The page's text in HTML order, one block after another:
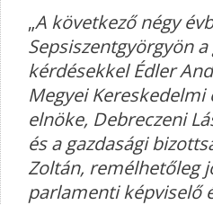
„A következő négy
Sepsiszentgyörgyön a
kérdésekkel Édler
Megyei
elnöke, Debreczeni
és a gazdasági
Zoltán, remélhetőleg
parlamenti képviselő